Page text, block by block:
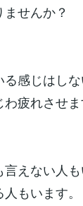
せんか？
感じはしな
疲れさせま
えない人も
もいます。